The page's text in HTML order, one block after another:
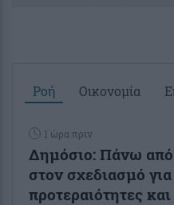
Ροή Οικονομία
1 ώρα πριν
Δημόσιο: Πάνω
στον σχεδιασμό
προτεραιότητες